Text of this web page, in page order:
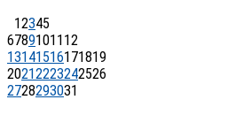
12345
67891011 12
13141516171819
20212223242526
2728293031